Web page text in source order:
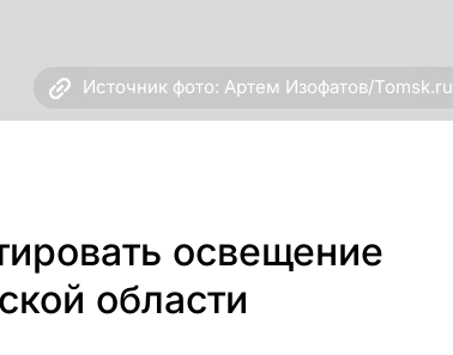
Источник фото: Артем Изофатов/Tomsk.ru
освещение
области